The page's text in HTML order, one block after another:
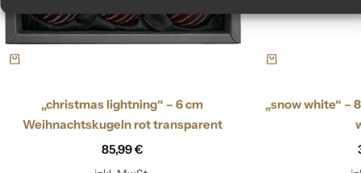
„christmas lightning“ – 6 cm
Weihnachtskugeln rot transparent
85,99€
„snow white“ –